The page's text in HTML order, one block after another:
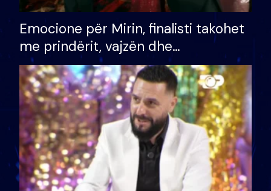
Emocione për Mirin, finalisti takohet
me prindërit, vajzën dhe
bashkëshorten: S’kemi ndonjë letër
divorci apo jo?